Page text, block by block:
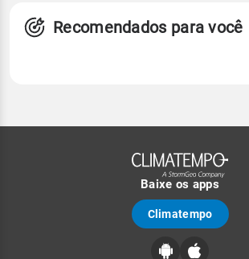
Recomendados para você
Baixe os apps
Climatempo